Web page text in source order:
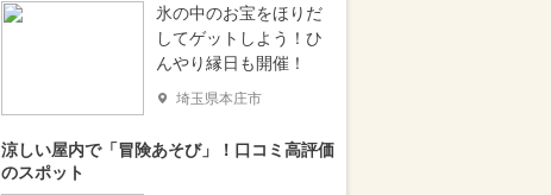
氷の中のお宝をほりだ
してゲットしよう！ひ
んやり縁日も開催！
埼玉県本庄市
涼しい屋内で「冒険あそび」！口コミ高評価
のスポット